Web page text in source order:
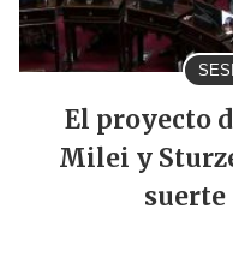
El proyecto
Milei y
suerte